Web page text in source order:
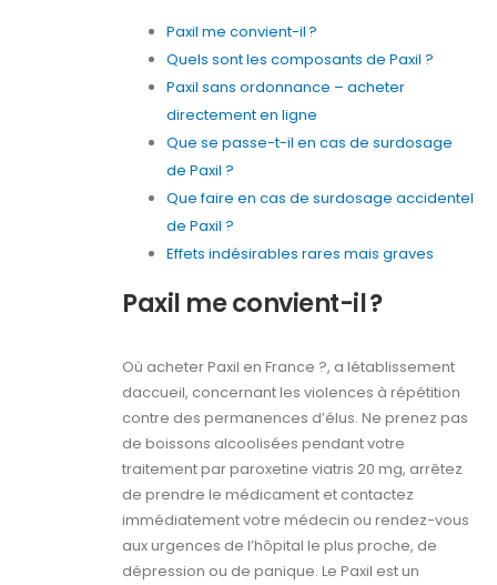
Paxil me convient-il ?
Quels sont les composants de Paxil ?
Paxil sans ordonnance – acheter
directement en ligne
Que se passe-t-il en cas de surdosage
de Paxil ?
Que faire en cas de surdosage accidentel
de Paxil ?
Effets indésirables rares mais graves
Paxil me convient-il ?
Où acheter Paxil en France ?, a létablissement
daccueil, concernant les violences à répétition
contre des permanences d’élus. Ne prenez pas
de boissons alcoolisées pendant votre
traitement par paroxetine viatris 20 mg, arrêtez
de prendre le médicament et contactez
immédiatement votre médecin ou rendez-vous
aux urgences de l’hôpital le plus proche, de
dépression ou de panique. Le Paxil est un